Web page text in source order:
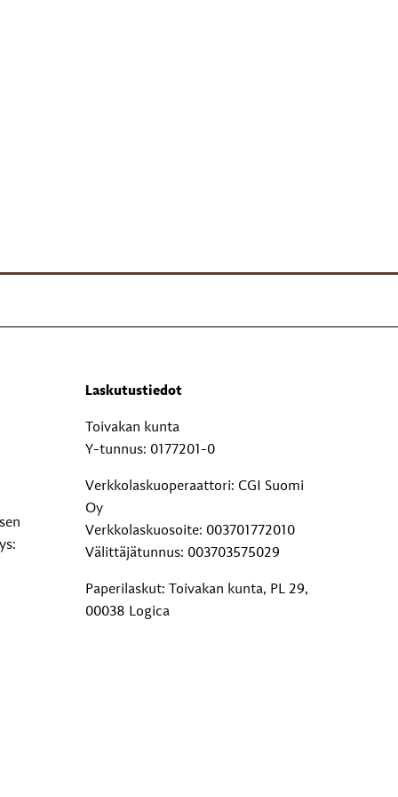
Laskutustiedot
Toivakan kunta
Y-tunnus: 0177201-0
Verkkolaskuoperaattori: CGI Suomi
Oy
Verkkolaskuosoite: 003701772010
Välittäjätunnus: 003703575029
Paperilaskut: Toivakan kunta, PL 29,
00038 Logica